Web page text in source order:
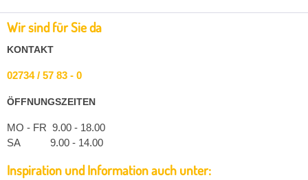
Wir sind für Sie da
KONTAKT
02734 / 57 83 - 0
ÖFFNUNGSZEITEN
MO - FR 9.00 - 18.00
SA 9.00 - 14.00
Inspiration und Information auch unter: